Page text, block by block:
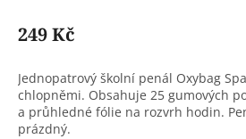
249 Kč
Jednopatrový školní penál Oxybag
chlopněmi. Obsahuje 25 gumových
a průhledné fólie na rozvrh hodin.
prázdný.